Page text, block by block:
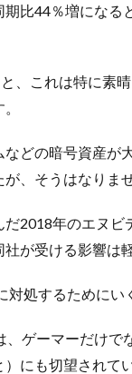
比44％増になる
、これは特に素
どの暗号資産が
、そうはなりま
2018年のエヌビ
が受ける影響は
処するためにい
ゲーマーだけで
にも切望されてい